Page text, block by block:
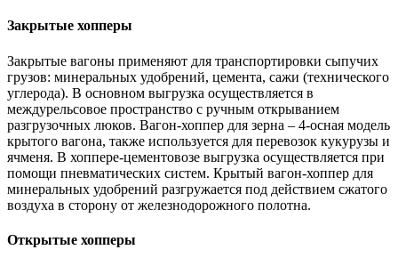
Закрытые хопперы
Закрытые вагоны применяют для транспортировки сыпучих
грузов: минеральных удобрений, цемента, сажи (технического
углерода). В основном выгрузка осуществляется в
междурельсовое пространство с ручным открыванием
разгрузочных люков. Вагон-хоппер для зерна – 4-осная модель
крытого вагона, также используется для перевозок кукурузы и
ячменя. В хоппере-цементовозе выгрузка осуществляется при
помощи пневматических систем. Крытый вагон-хоппер для
минеральных удобрений разгружается под действием сжатого
воздуха в сторону от железнодорожного полотна.
Открытые хопперы